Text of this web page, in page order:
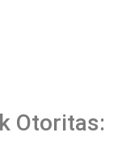
Otoritas: